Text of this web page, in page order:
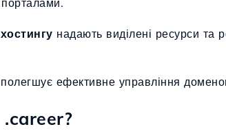
надають виділені ресурси та
ефективне управління